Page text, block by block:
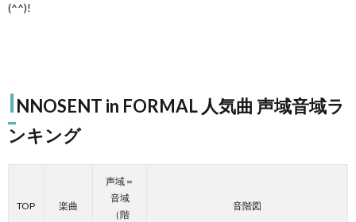
(^^)!
INNOSENT in FORMAL 人気曲 声域音域ラ
ンキング
TOP 楽曲
声域＝
音域
（階
音階図